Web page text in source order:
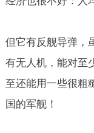
但它有反舰导弹，
有无人机，能对至
至还能用一些很粗
国的军舰！